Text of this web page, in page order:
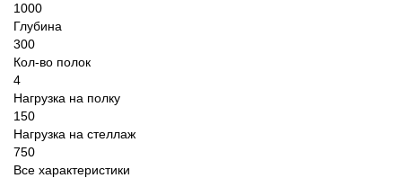
1000
Глубина
300
Кол-во полок
4
Нагрузка на полку
150
Нагрузка на стеллаж
750
Все характеристики